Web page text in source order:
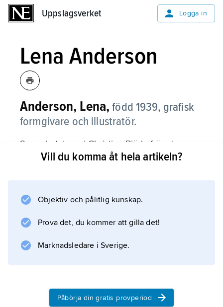
Uppslagsverket Logga in
Lena Anderson
Anderson, Lena, född 1939, grafisk
formgivare och illustratör.
Samarbetet med Christina Björk, främst
böckerna om Linnea, har bl.a. resulterat i
(1985), som presenterar Claude Monets konst
länder.
Vill du komma åt hela artikeln?
Objektiv och pålitlig kunskap.
Prova det, du kommer att gilla det!
Marknadsledare i Sverige.
Påbörja din gratis provperiod